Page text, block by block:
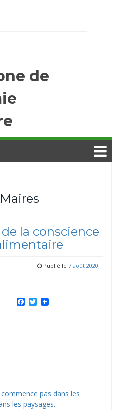
de
la conscience
Publié le 7 août 2020
Facebook
Twitter
pas dans les
les paysages.